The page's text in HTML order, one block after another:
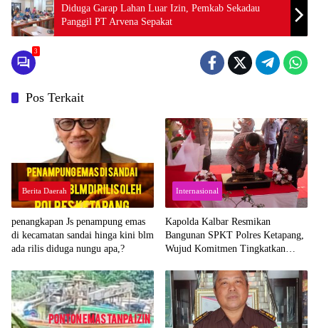
Diduga Garap Lahan Luar Izin, Pemkab Sekadau
Panggil PT Arvena Sepakat
3
Pos Terkait
Berita Daerah
penangkapan Js penampung emas
di kecamatan sandai hinga kini blm
ada rilis diduga nungu apa,?
Internasional
Kapolda Kalbar Resmikan
Bangunan SPKT Polres Ketapang,
Wujud Komitmen Tingkatkan